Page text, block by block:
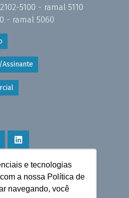
e tecnologias
a nossa Política de
navegando, você
5100 - ramal 5110
- ramal 5060